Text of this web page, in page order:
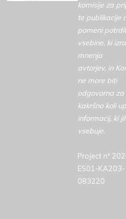
komisije za
te publikacije
pomeni
vsebine, ki
mnenja
avtorjev, in
ne more biti
odgovorna za
kakršno koli
informacij, ki
vsebuje.
Project nº
ES01-KA203-
083220